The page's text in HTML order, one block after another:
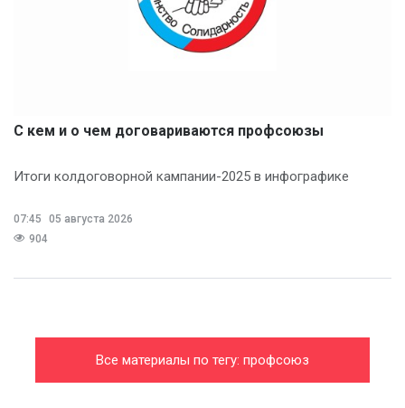
С кем и о чем договариваются профсоюзы
Итоги колдоговорной кампании-2025 в инфографике
07:45
05 августа 2026
904
Все материалы по тегу: профсоюз